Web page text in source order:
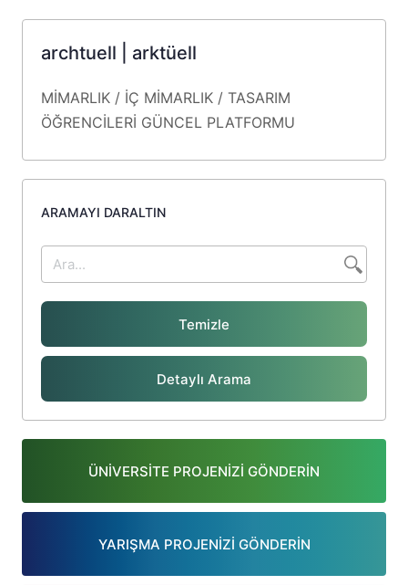
archtuell | arktüell
MİMARLIK / İÇ MİMARLIK / TASARIM
ÖĞRENCİLERİ GÜNCEL PLATFORMU
ARAMAYI DARALTIN
Temizle
Detaylı Arama
ÜNİVERSİTE PROJENİZİ GÖNDERİN
YARIŞMA PROJENİZİ GÖNDERİN